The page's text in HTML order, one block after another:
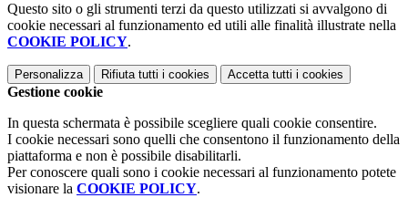
Questo sito o gli strumenti terzi da questo utilizzati si avvalgono di
cookie necessari al funzionamento ed utili alle finalità illustrate nella
COOKIE POLICY.
Personalizza Rifiuta tutti i cookies Accetta tutti i cookies
Gestione cookie
In questa schermata è possibile scegliere quali cookie consentire.
I cookie necessari sono quelli che consentono il funzionamento della
piattaforma e non è possibile disabilitarli.
Per conoscere quali sono i cookie necessari al funzionamento potete
visionare la COOKIE POLICY.